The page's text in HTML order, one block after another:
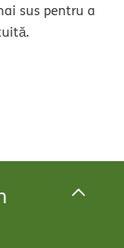
sus pentru a